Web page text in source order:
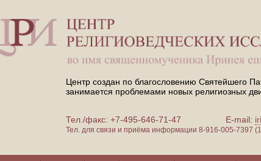
Центр создан по благословению Святейшего
занимается проблемами новых религиозных
Тел./факс: +7-495-646-71-47 E-mail:
Тел. для связи и приёма информации 8-916-005-7397